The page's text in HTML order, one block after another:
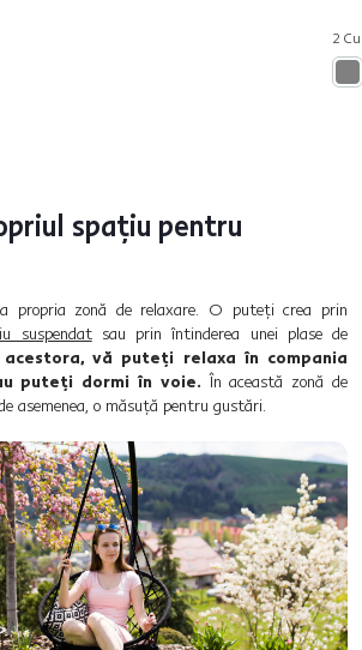
2
spațiu pentru
propria zonă de relaxare. O puteți crea prin
suspendatsau prin întinderea unei plase de
vă puteți relaxa în compania
puteți dormi în voie. În această zonă de
asemenea, o măsuță pentru gustări.